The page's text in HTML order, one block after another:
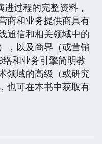
过程的完整资料，
商和业务提供商具有
通信和相关领域中的
，以及商界（或营销
和业务引擎简明教
领域的高级（或研究
也可在本书中获取有